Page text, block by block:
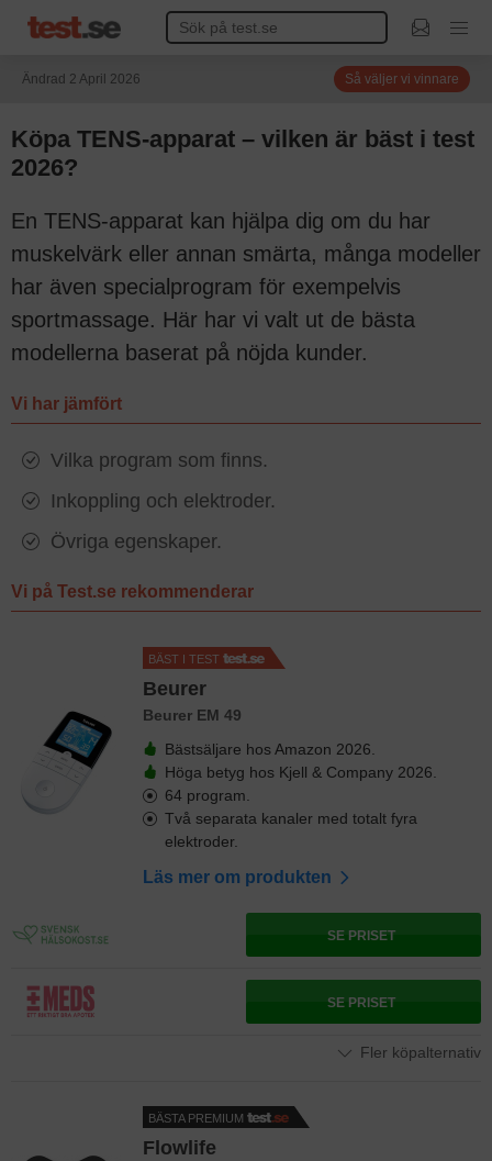
Ändrad 2 April 2026 Så väljer vi vinnare
Köpa TENS-apparat – vilken är bäst i test
2026?
En TENS-apparat kan hjälpa dig om du har
muskelvärk eller annan smärta, många modeller
har även specialprogram för exempelvis
sportmassage. Här har vi valt ut de bästa
modellerna baserat på nöjda kunder.
Vi har jämfört
Vilka program som finns.
Inkoppling och elektroder.
Övriga egenskaper.
Vi på Test.se rekommenderar
BÄST I TEST
Beurer
Beurer EM 49
Bästsäljare hos Amazon 2026.
Höga betyg hos Kjell & Company 2026.
64 program.
Två separata kanaler med totalt fyra
elektroder.
Läs mer om produkten
SE PRISET
SE PRISET
Fler köpalternativ
BÄSTA PREMIUM
Flowlife